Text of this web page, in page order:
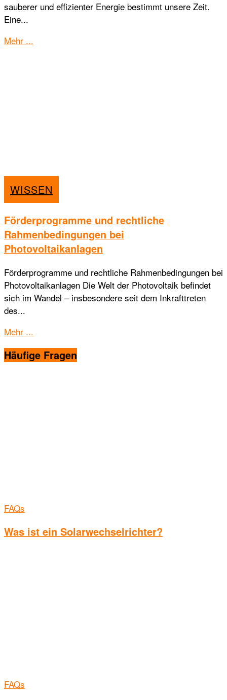
sauberer und effizienter Energie bestimmt unsere Zeit.
Eine...
Mehr ...
WISSEN
Förderprogramme und rechtliche
Rahmenbedingungen bei
Photovoltaikanlagen
Förderprogramme und rechtliche Rahmenbedingungen bei
Photovoltaikanlagen Die Welt der Photovoltaik befindet
sich im Wandel – insbesondere seit dem Inkrafttreten
des...
Mehr ...
Häufige Fragen
FAQs
Was ist ein Solarwechselrichter?
FAQs